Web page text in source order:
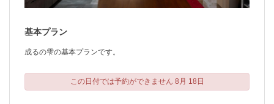
基本プラン
成るの雫の基本プランです。
この日付では予約ができません 8月 18日